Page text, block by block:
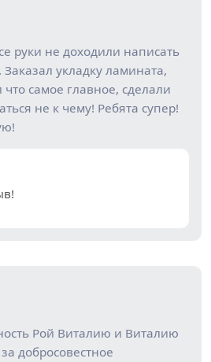
руки не доходили написать
укладку ламината,
самое главное, сделали
не к чему! Ребята супер!
Рой Виталию и Виталию
добросовестное